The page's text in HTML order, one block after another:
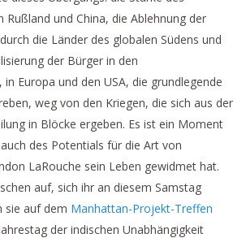
Rußland und China, die Ablehnung der
die Länder des globalen Südens und
der Bürger in den
in Europa und den USA, die grundlegende
weg von den Kriegen, die sich aus der
in Blöcke ergeben. Es ist ein Moment
des Potentials für die Art von
LaRouche sein Leben gewidmet hat.
auf, sich ihr an diesem Samstag
sie auf dem Manhattan-Projekt-Treffen
der indischen Unabhängigkeit